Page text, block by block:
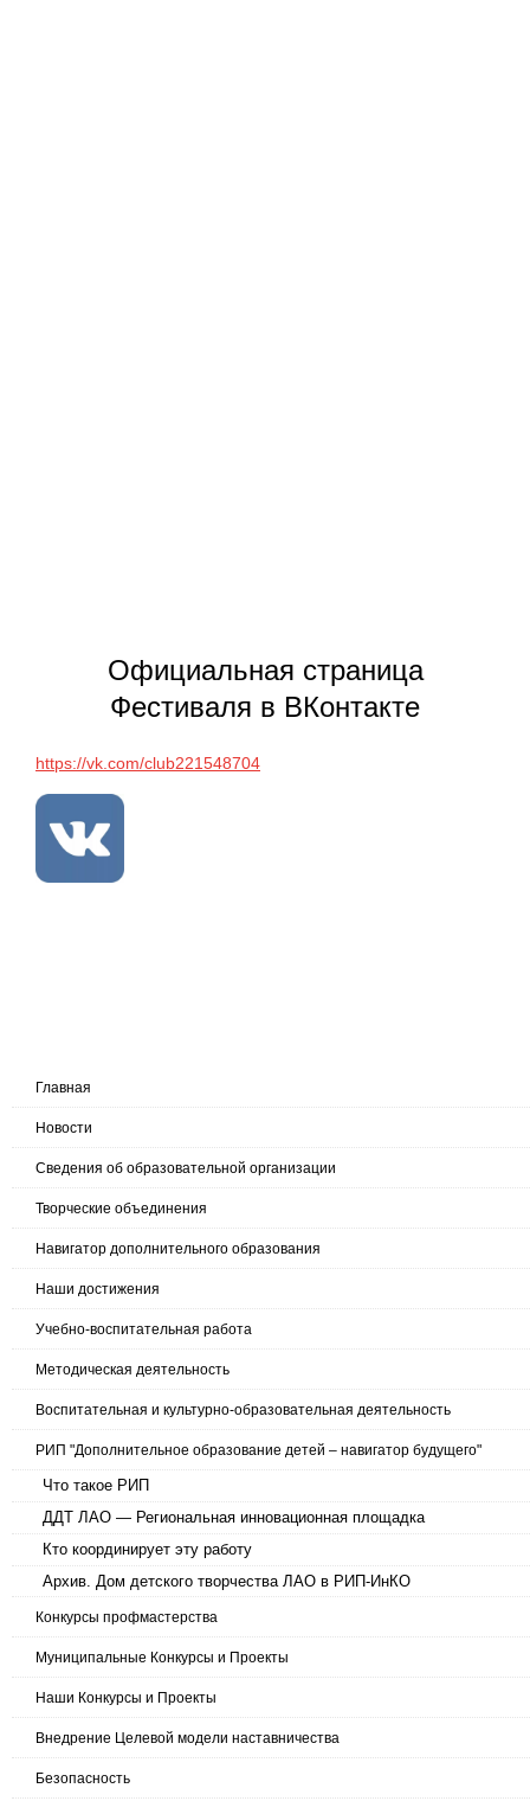
Официальная страница
Фестиваля в ВКонтакте
https://vk.com/club221548704
Главная
Новости
Сведения об образовательной организации
Творческие объединения
Навигатор дополнительного образования
Наши достижения
Учебно-воспитательная работа
Методическая деятельность
Воспитательная и культурно-образовательная деятельность
РИП "Дополнительное образование детей – навигатор будущего"
Что такое РИП
ДДТ ЛАО — Региональная инновационная площадка
Кто координирует эту работу
Архив. Дом детского творчества ЛАО в РИП-ИнКО
Конкурсы профмастерства
Муниципальные Конкурсы и Проекты
Наши Конкурсы и Проекты
Внедрение Целевой модели наставничества
Безопасность